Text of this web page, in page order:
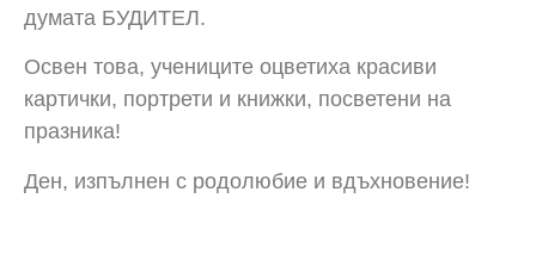
думата БУДИТЕЛ.
Освен това, учениците оцветиха красиви
картички, портрети и книжки, посветени на
празника!
Ден, изпълнен с родолюбие и вдъхновение!